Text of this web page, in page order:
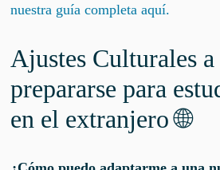
nuestra guía completa aquí.
Ajustes Culturales
prepararse para
en el extranjero 🌐